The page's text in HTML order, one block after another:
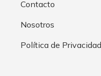
Contacto
Nosotros
Política de Privacidad